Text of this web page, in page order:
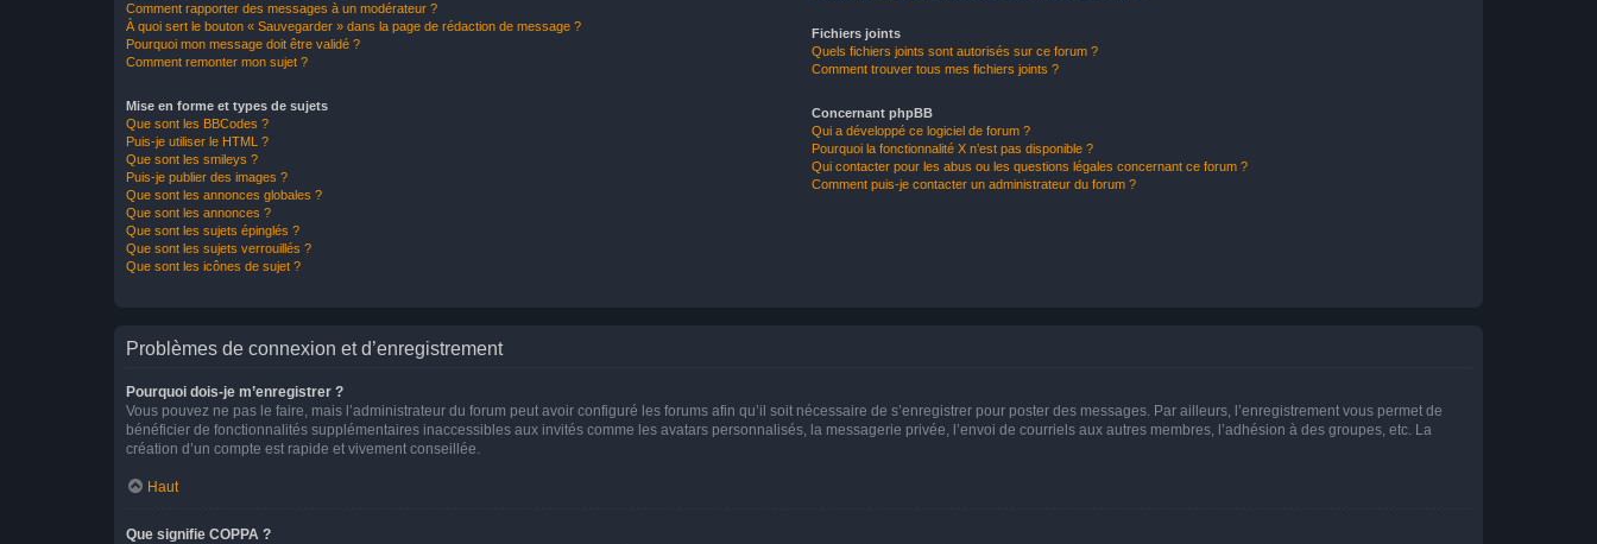
Comment rapporter des messages à un modérateur ?
À quoi sert le bouton « Sauvegarder » dans la page de rédaction de message ?
Pourquoi mon message doit être validé ?
Comment remonter mon sujet ?
Mise en forme et types de sujets
Que sont les BBCodes ?
Puis-je utiliser le HTML ?
Que sont les smileys ?
Puis-je publier des images ?
Que sont les annonces globales ?
Que sont les annonces ?
Que sont les sujets épinglés ?
Que sont les sujets verrouillés ?
Que sont les icônes de sujet ?
Fichiers joints
Quels fichiers joints sont autorisés sur ce forum ?
Comment trouver tous mes fichiers joints ?
Concernant phpBB
Qui a développé ce logiciel de forum ?
Pourquoi la fonctionnalité X n’est pas disponible ?
Qui contacter pour les abus ou les questions légales concernant ce forum ?
Comment puis-je contacter un administrateur du forum ?
Problèmes de connexion et d’enregistrement
Pourquoi dois-je m’enregistrer ?
Vous pouvez ne pas le faire, mais l’administrateur du forum peut avoir configuré les forums afin qu’il soit nécessaire de s’enregistrer pour poster des messages. Par ailleurs, l’enregistrement vous permet de
bénéficier de fonctionnalités supplémentaires inaccessibles aux invités comme les avatars personnalisés, la messagerie privée, l’envoi de courriels aux autres membres, l’adhésion à des groupes, etc. La
création d’un compte est rapide et vivement conseillée.
Haut
Que signifie COPPA ?